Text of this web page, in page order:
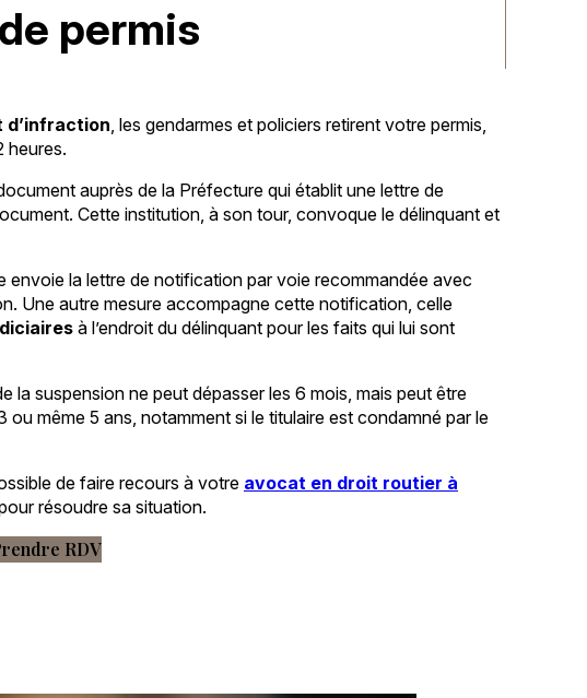
permis
d’infraction , les gendarmes et policiers retirent votre permis,
heures.
auprès de la Préfecture qui établit une lettre de
Cette institution, à son tour, convoque le délinquant et
envoie la lettre de notification par voie recommandée avec
Une autre mesure accompagne cette notification, celle
à l’endroit du délinquant pour les faits qui lui sont
la suspension ne peut dépasser les 6 mois, mais peut être
ou même 5 ans, notamment si le titulaire est condamné par le
de faire recours à votre avocat en droit routier à
résoudre sa situation.
RDV